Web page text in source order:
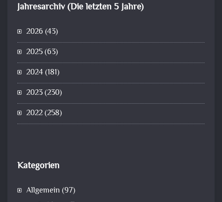
Jahresarchiv (Die letzten 5 Jahre)
2026 (43)
2025(63)
2024(181)
2023(230)
2022(258)
Kategorien
Allgemein (97)